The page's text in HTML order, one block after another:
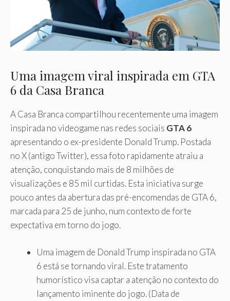
Uma imagem viral inspirada em GTA
6 da Casa Branca
A Casa Branca compartilhou recentemente uma imagem
inspirada no videogame nas redes sociais GTA 6
apresentando o ex-presidente Donald Trump. Postada
no X (antigo Twitter), essa foto rapidamente atraiu a
atenção, conquistando mais de 8 milhões de
visualizações e 85 mil curtidas. Esta iniciativa surge
pouco antes da abertura das pré-encomendas de GTA 6,
marcada para 25 de junho, num contexto de forte
expectativa em torno do jogo.
Uma imagem de Donald Trump inspirada no GTA
6 está se tornando viral. Este tratamento
humorístico visa captar a atenção no contexto do
lançamento iminente do jogo.(Data de